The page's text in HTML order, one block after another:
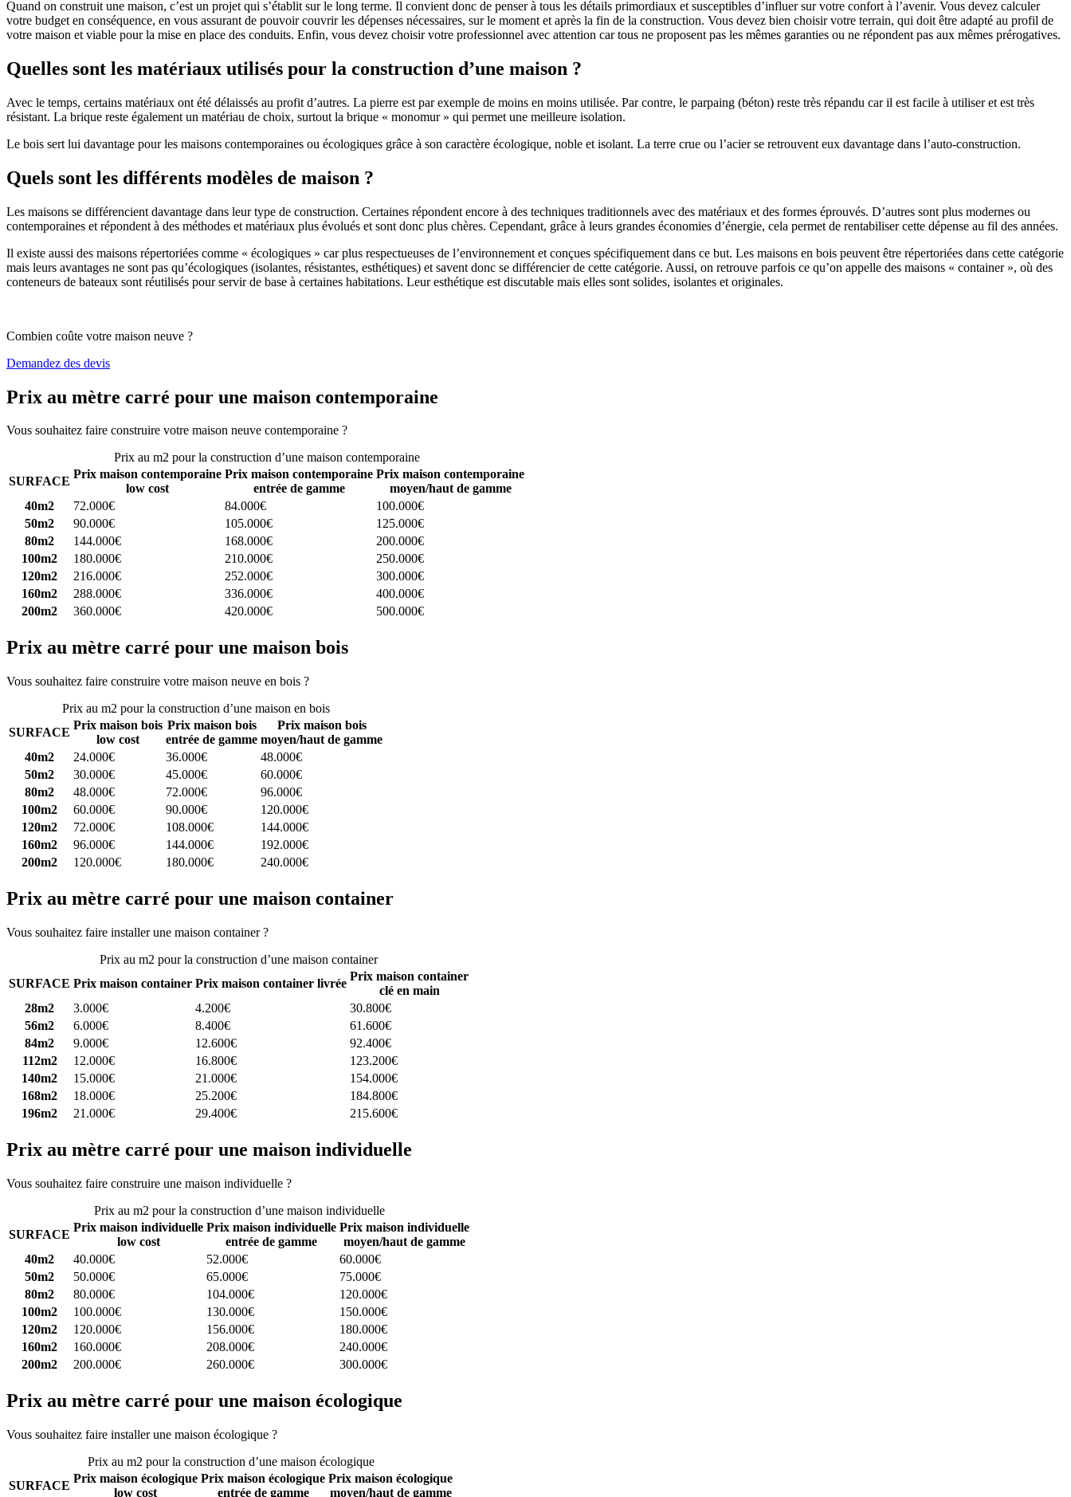
Quand on construit une maison, c’est un projet qui s’établit sur le long terme. Il convient donc de penser à tous les détails primordiaux et susceptibles d’influer sur votre confort à l’avenir. Vous devez calculer
votre budget en conséquence, en vous assurant de pouvoir couvrir les dépenses nécessaires, sur le moment et après la fin de la construction. Vous devez bien choisir votre terrain, qui doit être adapté au profil de
votre maison et viable pour la mise en place des conduits. Enfin, vous devez choisir votre professionnel avec attention car tous ne proposent pas les mêmes garanties ou ne répondent pas aux mêmes prérogatives.
Quelles sont les matériaux utilisés pour la construction d’une maison ?
Avec le temps, certains matériaux ont été délaissés au profit d’autres. La pierre est par exemple de moins en moins utilisée. Par contre, le parpaing (béton) reste très répandu car il est facile à utiliser et est très
résistant. La brique reste également un matériau de choix, surtout la brique « monomur » qui permet une meilleure isolation.
Le bois sert lui davantage pour les maisons contemporaines ou écologiques grâce à son caractère écologique, noble et isolant. La terre crue ou l’acier se retrouvent eux davantage dans l’auto-construction.
Quels sont les différents modèles de maison ?
Les maisons se différencient davantage dans leur type de construction. Certaines répondent encore à des techniques traditionnels avec des matériaux et des formes éprouvés. D’autres sont plus modernes ou
contemporaines et répondent à des méthodes et matériaux plus évolués et sont donc plus chères. Cependant, grâce à leurs grandes économies d’énergie, cela permet de rentabiliser cette dépense au fil des années.
Il existe aussi des maisons répertoriées comme « écologiques » car plus respectueuses de l’environnement et conçues spécifiquement dans ce but. Les maisons en bois peuvent être répertoriées dans cette catégorie
mais leurs avantages ne sont pas qu’écologiques (isolantes, résistantes, esthétiques) et savent donc se différencier de cette catégorie. Aussi, on retrouve parfois ce qu’on appelle des maisons « container », où des
conteneurs de bateaux sont réutilisés pour servir de base à certaines habitations. Leur esthétique est discutable mais elles sont solides, isolantes et originales.
Combien coûte votre maison neuve ?
Demandez des devis
Prix au mètre carré pour une maison contemporaine
Vous souhaitez faire construire votre maison neuve contemporaine ?
Prix au m2 pour la construction d’une maison contemporaine
SURFACE
Prix maison contemporaine
low cost
Prix maison contemporaine
entrée de gamme
Prix maison contemporaine
moyen/haut de gamme
40m2
72.000€ 84.000€
100.000€
50m2
90.000€ 105.000€
125.000€
80m2
144.000€ 168.000€
200.000€
100m2
180.000€ 210.000€
250.000€
120m2
216.000€ 252.000€
300.000€
160m2
288.000€ 336.000€
400.000€
200m2
360.000€ 420.000€ 500.000€
Prix au mètre carré pour une maison bois
Vous souhaitez faire construire votre maison neuve en bois ?
Prix au m2 pour la construction d’une maison en bois
SURFACE
Prix maison bois
low cost
Prix maison bois
entrée de gamme
Prix maison bois
moyen/haut de gamme
40m2
24.000€ 36.000€
48.000€
50m2
30.000€ 45.000€
60.000€
80m2
48.000€ 72.000€
96.000€
100m2
60.000€ 90.000€
120.000€
120m2
72.000€ 108.000€
144.000€
160m2
96.000€ 144.000€
192.000€
200m2
120.000€ 180.000€ 240.000€
Prix au mètre carré pour une maison container
Vous souhaitez faire installer une maison container ?
Prix au m2 pour la construction d’une maison container
SURFACE Prix maison container Prix maison container livrée
Prix maison container
clé en main
28m2
3.000€ 4.200€
30.800€
56m2
6.000€ 8.400€
61.600€
84m2
9.000€ 12.600€
92.400€
112m2
12.000€ 16.800€
123.200€
140m2
15.000€ 21.000€
154.000€
168m2
18.000€ 25.200€
184.800€
196m2
21.000€ 29.400€ 215.600€
Prix au mètre carré pour une maison individuelle
Vous souhaitez faire construire une maison individuelle ?
Prix au m2 pour la construction d’une maison individuelle
SURFACE
Prix maison individuelle
low cost
Prix maison individuelle
entrée de gamme
Prix maison individuelle
moyen/haut de gamme
40m2
40.000€ 52.000€
60.000€
50m2
50.000€ 65.000€
75.000€
80m2
80.000€ 104.000€
120.000€
100m2
100.000€ 130.000€
150.000€
120m2
120.000€ 156.000€
180.000€
160m2
160.000€ 208.000€
240.000€
200m2
200.000€ 260.000€ 300.000€
Prix au mètre carré pour une maison écologique
Vous souhaitez faire installer une maison écologique ?
Prix au m2 pour la construction d’une maison écologique
SURFACE
Prix maison écologique
low cost
Prix maison écologique
entrée de gamme
Prix maison écologique
moyen/haut de gamme